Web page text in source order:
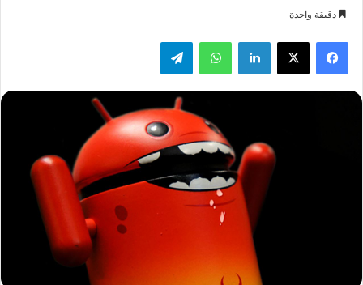
دقيقة واحدة
فيسبوك لينكدإن واتساب